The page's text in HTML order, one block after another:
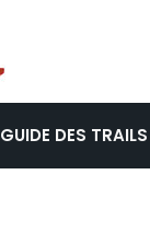
GUIDE DES TRAILS